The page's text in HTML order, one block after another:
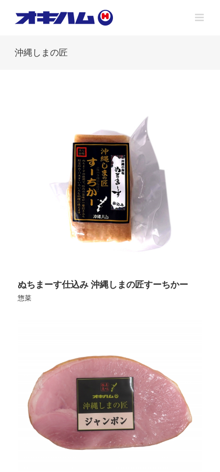
沖縄しまの匠
ぬちまーす仕込み 沖縄しまの匠すーちかー
惣菜